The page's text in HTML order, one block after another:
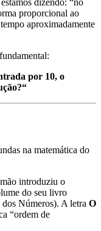
proporcional ao
aproximadamente
por 10, o
na matemática do
introduziu o
do seu livro
Números). A letra O
“ordem de